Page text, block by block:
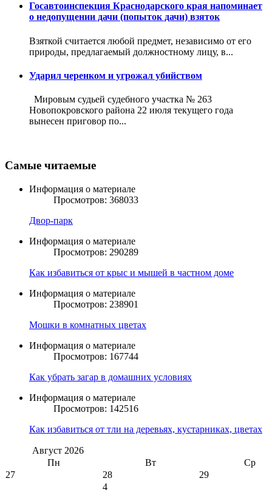
Госавтоинспекция Краснодарского края напоминает
о недопущении дачи (попыток дачи) взяток
Взяткой считается любой предмет, независимо от его
природы, предлагаемый должностному лицу, в...
Ударил черенком и угрожал убийством
Мировым судьей судебного участка № 263
Новопокровского района 22 июля текущего года
вынесен приговор по...
Самые читаемые
Информация о материале
Просмотров: 368033
Двор-парк
Информация о материале
Просмотров: 290289
Как избавиться от крыс и мышей в частном доме
Информация о материале
Просмотров: 238901
Мошки в комнатных цветах
Информация о материале
Просмотров: 167744
Как убрать загар в домашних условиях
Информация о материале
Просмотров: 142516
Как избавиться от тли на деревьях, кустарниках, цветах
Август 2026
Пн
Вт
Ср
27
28 29
4